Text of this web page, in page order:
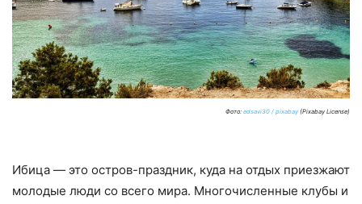
Фото: edsavi30 / pixabay (Pixabay License)
Ибица — это остров-праздник, куда на отдых приезжают
молодые люди со всего мира. Многочисленные клубы и